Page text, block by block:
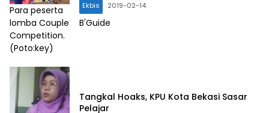
Para peserta
lomba Couple
Competition.
(Poto:key)
Ekbis 2019-02-14
B'Guide
Tangkal Hoaks, KPU Kota Bekasi Sasar
Pelajar